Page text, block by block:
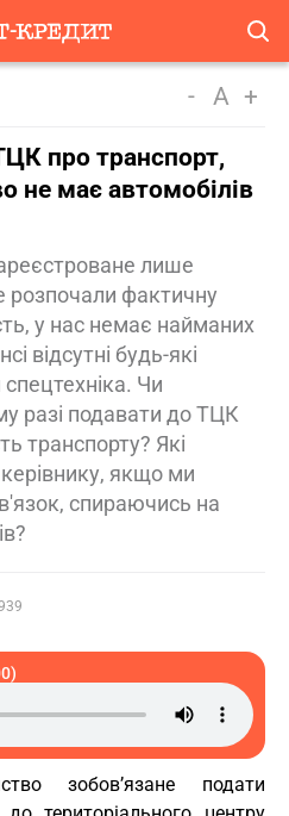
- A +
про транспорт,
не має автомобілів
лише
фактичну
у нас немає найманих
відсутні будь-які
Чи
разі подавати до ТЦК
транспорту? Які
якщо ми
спираючись на
зобов’язане подати